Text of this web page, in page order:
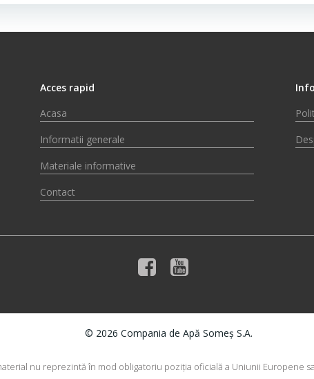
Acces rapid
Acasa
Informatii generale
Materiale informative
Contact
© 2026 Compania de Apă Someș S.A.
nu reprezintă în mod obligatoriu poziţia oficială a Uniunii Europene